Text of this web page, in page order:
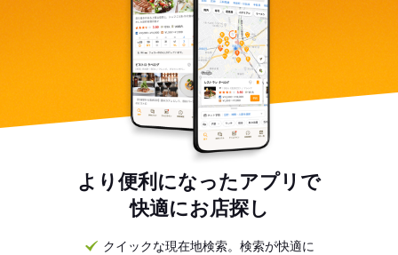
より便利になったアプリで
快適にお店探し
クイックな現在地検索。検索が快適に